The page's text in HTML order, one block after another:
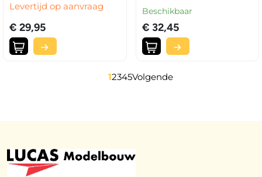
Levertijd op aanvraag
€ 29,95
Beschikbaar
€ 32,45
12345Volgende